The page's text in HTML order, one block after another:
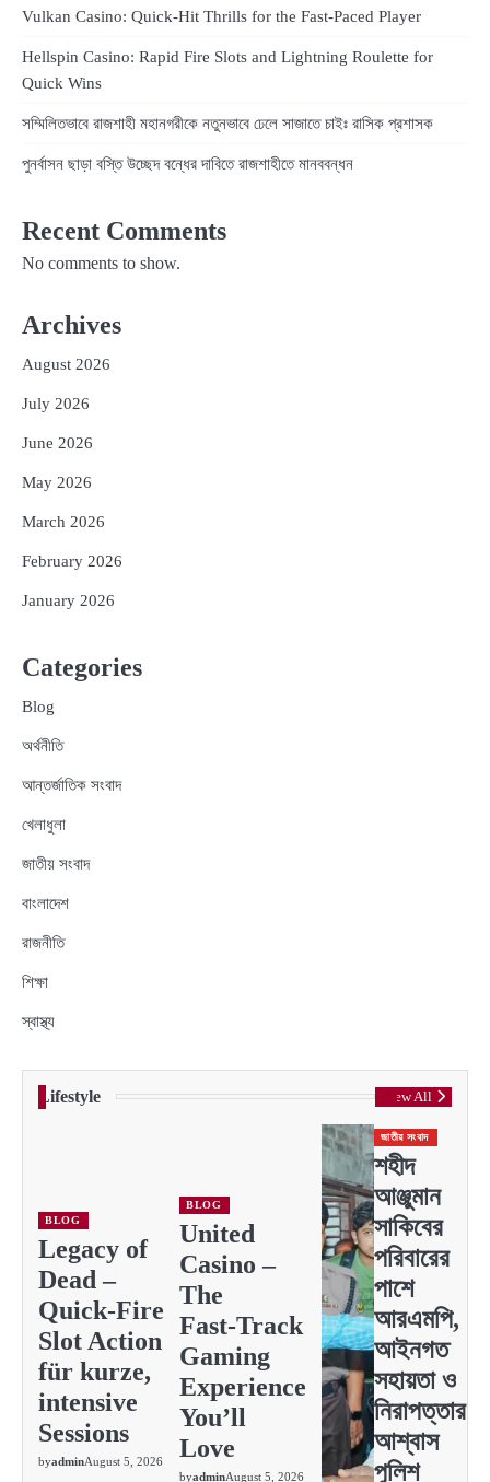
Vulkan Casino: Quick‑Hit Thrills for the Fast‑Paced Player
Hellspin Casino: Rapid Fire Slots and Lightning Roulette for
Quick Wins
সম্মিলিতভাবে রাজশাহী মহানগরীকে নতুনভাবে ঢেলে সাজাতে চাইঃ রাসিক প্রশাসক
পুনর্বাসন ছাড়া বস্তি উচ্ছেদ বন্ধের দাবিতে রাজশাহীতে মানববন্ধন
Recent Comments
No comments to show.
Archives
August 2026
July 2026
June 2026
May 2026
March 2026
February 2026
January 2026
Categories
Blog
অর্থনীতি
আন্তর্জাতিক সংবাদ
খেলাধুলা
জাতীয় সংবাদ
বাংলাদেশ
রাজনীতি
শিক্ষা
স্বাস্থ্য
Lifestyle View All
BLOG
Legacy of
Dead –
Quick‑Fire
Slot Action
für kurze,
intensive
Sessions
byadminAugust 5, 2026
BLOG
United
Casino –
The
Fast‑Track
Gaming
Experience
You’ll
Love
byadminAugust 5, 2026
জাতীয় সংবাদ
শহীদ
আঞ্জুমান
সাকিবের
পরিবারের
পাশে
আরএমপি,
আইনগত
সহায়তা ও
নিরাপত্তার
আশ্বাস
পুলিশ